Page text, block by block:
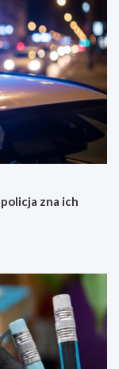
zna ich